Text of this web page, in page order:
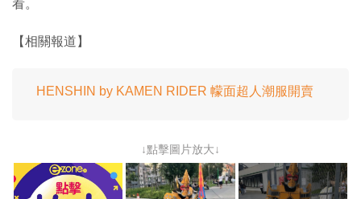
看。
【相關報道】
HENSHIN by KAMEN RIDER 幪面超人潮服開賣
↓點擊圖片放大↓